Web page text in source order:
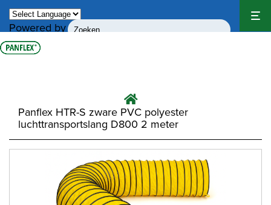
Powered by
Translate
Panflex HTR-S zware PVC polyester
luchttransportslang D800 2 meter